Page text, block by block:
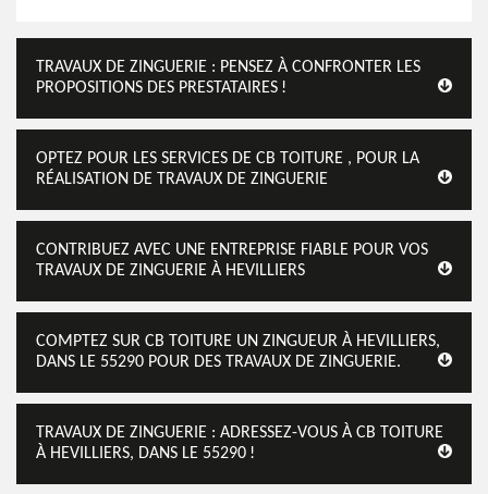
TRAVAUX DE ZINGUERIE : PENSEZ À CONFRONTER LES
PROPOSITIONS DES PRESTATAIRES !
OPTEZ POUR LES SERVICES DE CB TOITURE , POUR LA
RÉALISATION DE TRAVAUX DE ZINGUERIE
CONTRIBUEZ AVEC UNE ENTREPRISE FIABLE POUR VOS
TRAVAUX DE ZINGUERIE À HEVILLIERS
COMPTEZ SUR CB TOITURE UN ZINGUEUR À HEVILLIERS,
DANS LE 55290 POUR DES TRAVAUX DE ZINGUERIE.
TRAVAUX DE ZINGUERIE : ADRESSEZ-VOUS À CB TOITURE
À HEVILLIERS, DANS LE 55290 !